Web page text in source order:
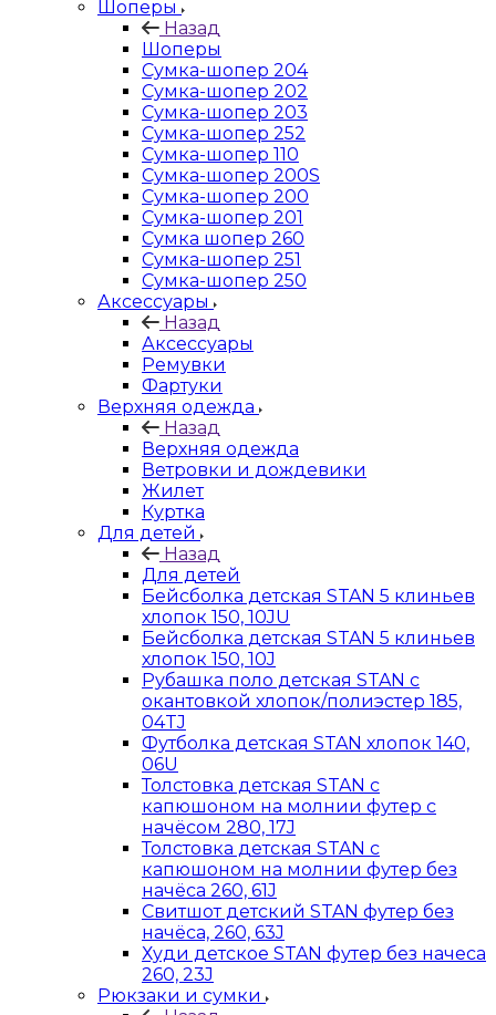
Шоперы
Назад
Шоперы
Сумка-шопер 204
Сумка-шопер 202
Сумка-шопер 203
Сумка-шопер 252
Сумка-шопер 110
Сумка-шопер 200S
Сумка-шопер 200
Сумка-шопер 201
Сумка шопер 260
Сумка-шопер 251
Сумка-шопер 250
Аксессуары
Назад
Аксессуары
Ремувки
Фартуки
Верхняя одежда
Назад
Верхняя одежда
Ветровки и дождевики
Жилет
Куртка
Для детей
Назад
Для детей
Бейсболка детская STAN 5 клиньев
хлопок 150, 10JU
Бейсболка детская STAN 5 клиньев
хлопок 150, 10J
Рубашка поло детская STAN с
окантовкой хлопок/полиэстер 185,
04TJ
Футболка детская STAN хлопок 140,
06U
Толстовка детская STAN с
капюшоном на молнии футер с
начёсом 280, 17J
Толстовка детская STAN с
капюшоном на молнии футер без
начёса 260, 61J
Свитшот детский STAN футер без
начёса, 260, 63J
Худи детское STAN футер без начеса
260, 23J
Рюкзаки и сумки